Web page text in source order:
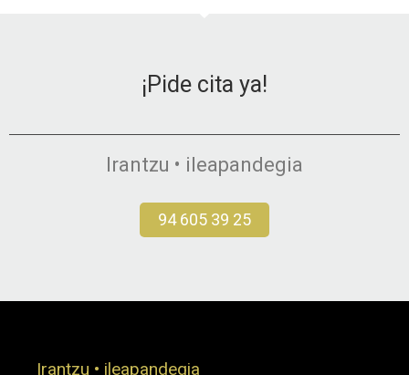
¡Pide cita ya!
Irantzu • ileapandegia
94 605 39 25
Irantzu • ileapandegia